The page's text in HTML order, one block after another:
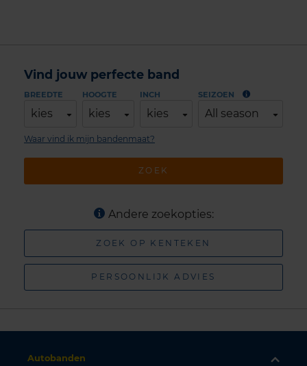
Vind jouw perfecte band
BREEDTE
kies
HOOGTE
kies
INCH
kies
SEIZOEN
All season
ZOEK
Waar vind ik mijn bandenmaat?
Andere zoekopties:
ZOEK OP KENTEKEN
PERSOONLIJK ADVIES
Autobanden